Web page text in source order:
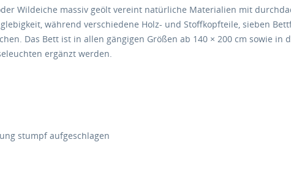
Wildeiche massiv geölt vereint natürliche Materialien mit
während verschiedene Holz- und Stoffkopfteile, sieben
Das Bett ist in allen gängigen Größen ab 140 × 200 cm sowie in
ergänzt werden.
stumpf aufgeschlagen